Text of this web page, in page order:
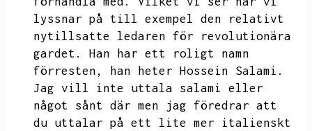
lyssnar på till exempel den relativt
nytillsatte ledaren för revolutionära
gardet.
Han har ett roligt namn
förresten,
han heter Hossein Salami.
Jag vill inte uttala salami eller
något sånt där men jag föredrar att
du uttalar på ett lite mer italienskt